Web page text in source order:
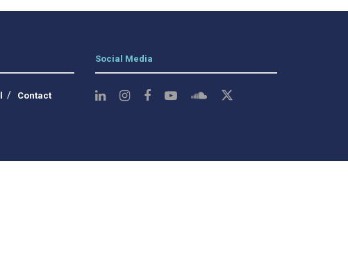
Contact
Social Media